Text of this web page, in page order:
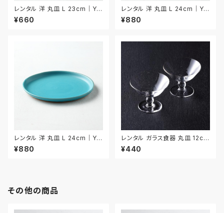
レンタル 洋 丸皿 L 23cm｜YM
L028
¥660
レンタル 洋 丸皿 L 24cm｜YM
L027
¥880
レンタル 洋 丸皿 L 24cm｜YM
L026
¥880
レンタル ガラス食器 丸皿 12cm
2枚セット｜GLM128
¥440
その他の商品